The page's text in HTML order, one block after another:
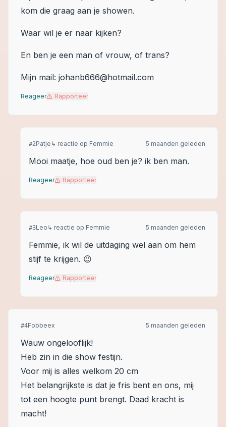
kom die graag aan je showen.
Waar wil je er naar kijken?
En ben je een man of vrouw, of trans?
Mijn mail: johanb666@hotmail.com
Reageer Rapporteer
#2Patje ↳ reactie op Femmie 5 maanden geleden
Mooi maatje, hoe oud ben je? ik ben man.
Reageer Rapporteer
#3Leo ↳ reactie op Femmie 5 maanden geleden
Femmie, ik wil de uitdaging wel aan om hem
stijf te krijgen. 😉
Reageer Rapporteer
#4Fobbeex 5 maanden geleden
Wauw ongelooflijk!
Heb zin in die show festijn.
Voor mij is alles welkom 20 cm
Het belangrijkste is dat je fris bent en ons, mij
tot een hoogte punt brengt. Daad kracht is
macht!